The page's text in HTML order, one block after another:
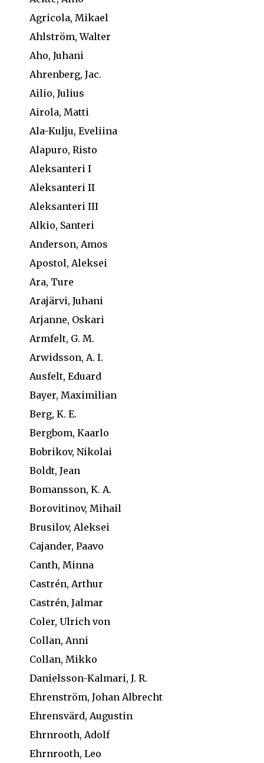
Agricola, Mikael
Ahlström, Walter
Aho, Juhani
Ahrenberg, Jac.
Ailio, Julius
Airola, Matti
Ala-Kulju, Eveliina
Alapuro, Risto
Aleksanteri I
Aleksanteri II
Aleksanteri III
Alkio, Santeri
Anderson, Amos
Apostol, Aleksei
Ara, Ture
Arajärvi, Juhani
Arjanne, Oskari
Armfelt, G. M.
Arwidsson, A. I.
Ausfelt, Eduard
Bayer, Maximilian
Berg, K. E.
Bergbom, Kaarlo
Bobrikov, Nikolai
Boldt, Jean
Bomansson, K. A.
Borovitinov, Mihail
Brusilov, Aleksei
Cajander, Paavo
Canth, Minna
Castrén, Arthur
Castrén, Jalmar
Coler, Ulrich von
Collan, Anni
Collan, Mikko
Danielsson-Kalmari, J. R.
Ehrenström, Johan Albrecht
Ehrensvärd, Augustin
Ehrnrooth, Adolf
Ehrnrooth, Leo